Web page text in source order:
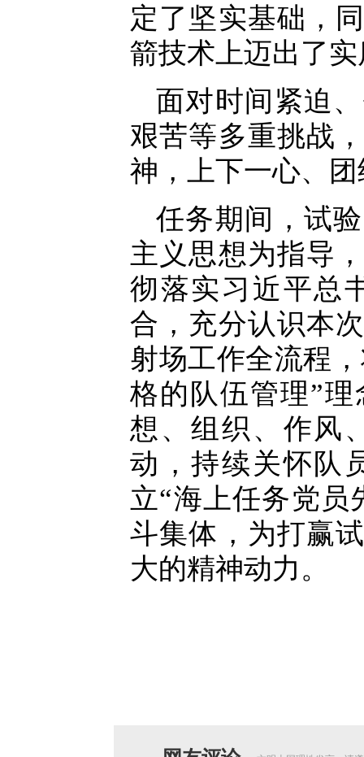
定了坚实基础，
箭技术上迈出了
面对时间紧迫
艰苦等多重挑战
神，上下一心、
任务期间，试
主义思想为指导
彻落实习近平总
合，充分认识本
射场工作全流程
格的队伍管理”
想、组织、作风
动，持续关怀队
立“海上任务党员
斗集体，为打赢
大的精神动力。